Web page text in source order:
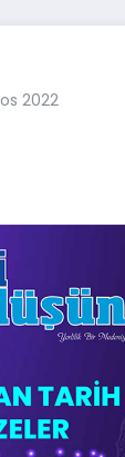
2022